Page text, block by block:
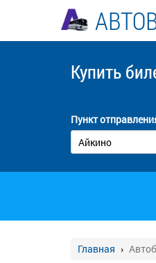
Купить
Пункт
Главная